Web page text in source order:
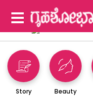
Story Beauty